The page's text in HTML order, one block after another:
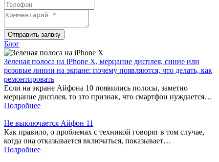
Отправить заявку
Блог
Зеленая полоса на iPhone X, мерцание дисплея, синие или
розовые линии на экране: почему появляются, что делать, как
ремонтировать
Если на экране Айфона 10 появились полосы, заметно
мерцание дисплея, то это признак, что смартфон нуждается…
Подробнее
Не выключается Айфон 11
Как правило, о проблемах с техникой говорят в том случае,
когда она отказывается включаться, показывает…
Подробнее